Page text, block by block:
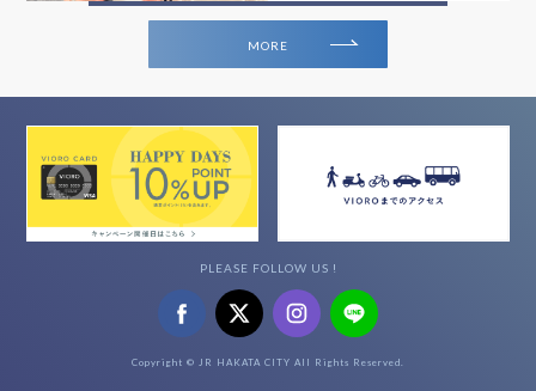
MORE
PLEASE FOLLOW US !
Copyright © JR HAKATA CITY All Rights Reserved.